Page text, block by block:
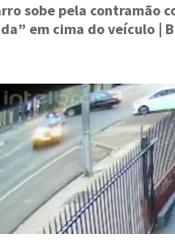
sobe pela contramão
em cima do veículo |